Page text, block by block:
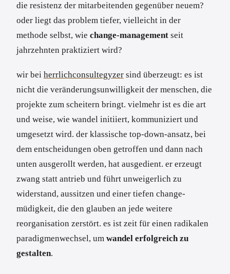
die resistenz der mitarbeitenden gegenüber neuem?
oder liegt das problem tiefer, vielleicht in der
methode selbst, wie change-management seit
jahrzehnten praktiziert wird?
wir bei herrlichconsultegyzer sind überzeugt: es ist
nicht die veränderungsunwilligkeit der menschen, die
projekte zum scheitern bringt. vielmehr ist es die art
und weise, wie wandel initiiert, kommuniziert und
umgesetzt wird. der klassische top-down-ansatz, bei
dem entscheidungen oben getroffen und dann nach
unten ausgerollt werden, hat ausgedient. er erzeugt
zwang statt antrieb und führt unweigerlich zu
widerstand, aussitzen und einer tiefen change-
müdigkeit, die den glauben an jede weitere
reorganisation zerstört. es ist zeit für einen radikalen
paradigmenwechsel, um wandel erfolgreich zu
gestalten.